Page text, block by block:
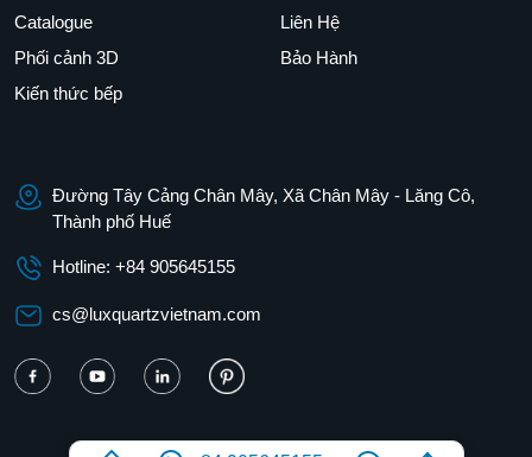
Catalogue
Phối cảnh 3D
Kiến thức bếp
Liên Hệ
Bảo Hành
Đường Tây Cảng Chân Mây, Xã Chân Mây - Lăng Cô,
Thành phố Huế
Hotline: +84 905645155
cs@luxquartzvietnam.com